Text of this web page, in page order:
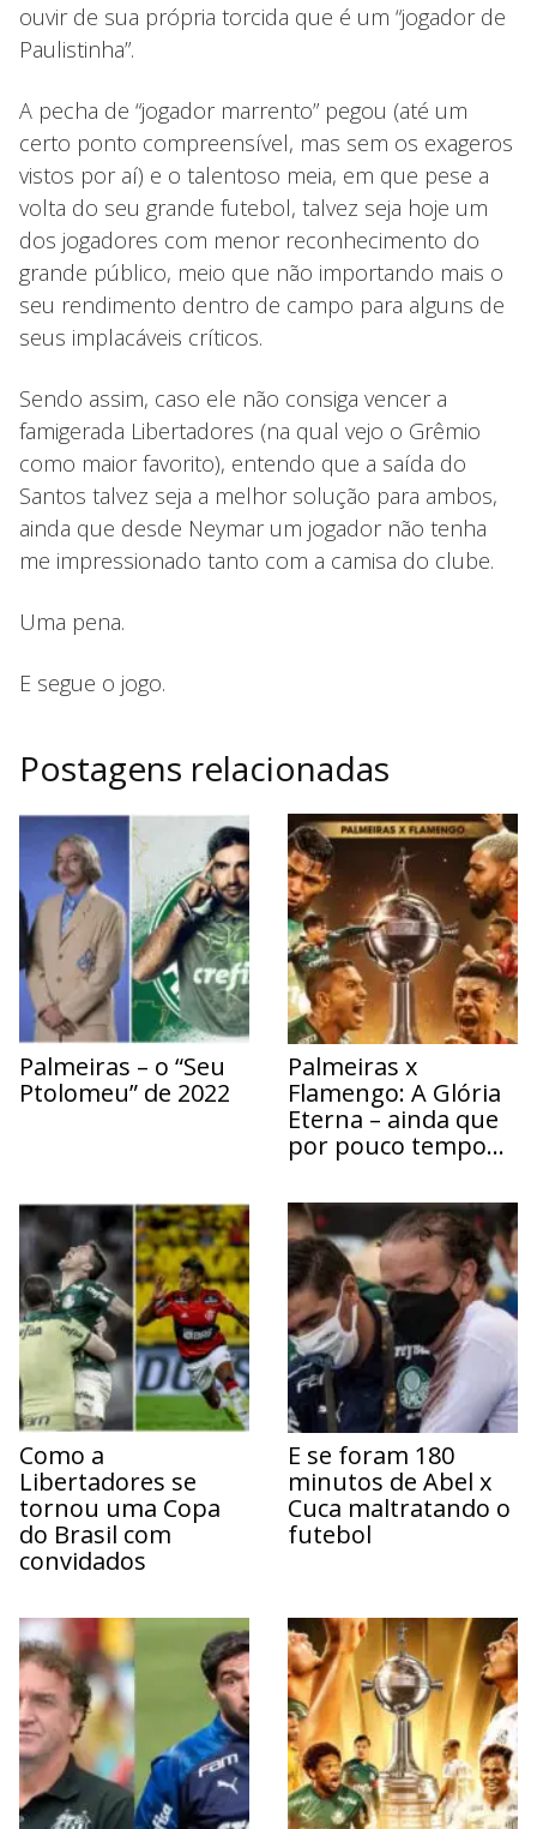
ouvir de sua própria torcida que é um “jogador de
Paulistinha”.
A pecha de “jogador marrento” pegou (até um
certo ponto compreensível, mas sem os exageros
vistos por aí) e o talentoso meia, em que pese a
volta do seu grande futebol, talvez seja hoje um
dos jogadores com menor reconhecimento do
grande público, meio que não importando mais o
seu rendimento dentro de campo para alguns de
seus implacáveis críticos.
Sendo assim, caso ele não consiga vencer a
famigerada Libertadores (na qual vejo o Grêmio
como maior favorito), entendo que a saída do
Santos talvez seja a melhor solução para ambos,
ainda que desde Neymar um jogador não tenha
me impressionado tanto com a camisa do clube.
Uma pena.
E segue o jogo.
Postagens relacionadas
Palmeiras – o “Seu
Ptolomeu” de 2022
Palmeiras x
Flamengo: A Glória
Eterna – ainda que
por pouco tempo…
Como a
Libertadores se
tornou uma Copa
do Brasil com
convidados
E se foram 180
minutos de Abel x
Cuca maltratando o
futebol